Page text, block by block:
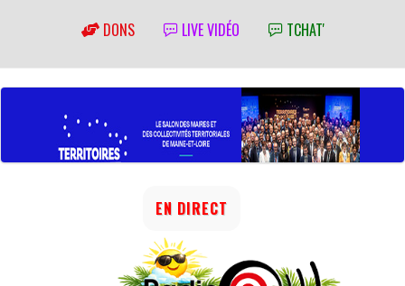
DONS LIVE VIDÉO TCHAT'
EN DIRECT